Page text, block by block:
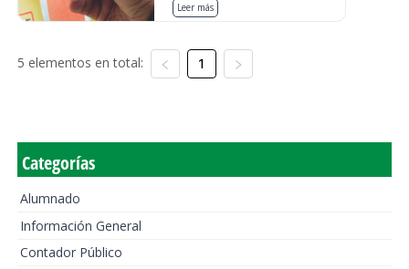
Leer más
5 elementos en total: 1
Categorías
Alumnado
Información General
Contador Público